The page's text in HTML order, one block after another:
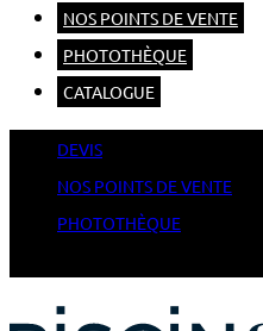
NOS POINTS DE VENTE
PHOTOTHÈQUE
CATALOGUE
DEVIS
NOS POINTS DE VENTE
PHOTOTHÈQUE